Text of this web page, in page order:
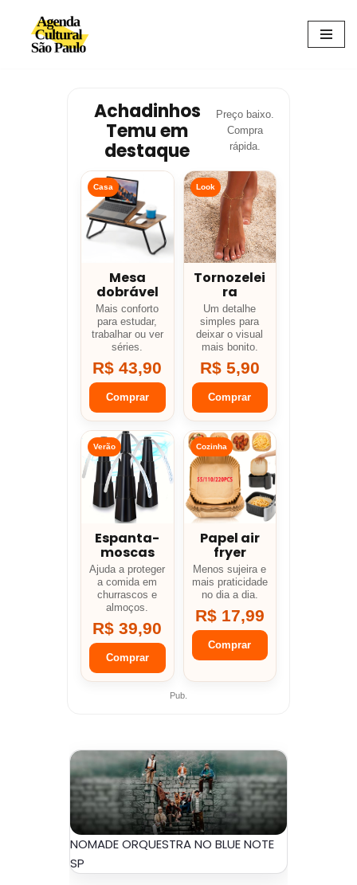
Avançar
Achadinhos
Temu em
destaque
Preço baixo.
Compra
rápida.
Casa
Mesa
dobrável
Mais conforto
para estudar,
trabalhar ou ver
séries.
R$ 43,90
Comprar
Look
Tornozelei
ra
Um detalhe
simples para
deixar o visual
mais bonito.
R$ 5,90
Comprar
Verão
Espanta-
moscas
Ajuda a proteger
a comida em
churrascos e
almoços.
R$ 39,90
Comprar
Cozinha
Papel air
fryer
Menos sujeira e
mais praticidade
no dia a dia.
R$ 17,99
Comprar
Pub.
NOMADE ORQUESTRA NO BLUE NOTE
SP